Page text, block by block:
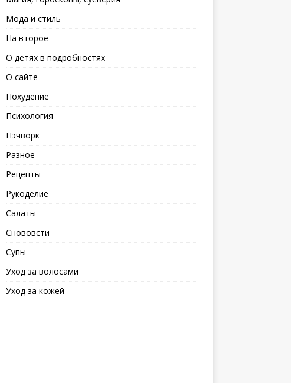
Мода и стиль
На второе
О детях в подробностях
О сайте
Похудение
Психология
Пэчворк
Разное
Рецепты
Рукоделие
Салаты
Снововсти
Супы
Уход за волосами
Уход за кожей